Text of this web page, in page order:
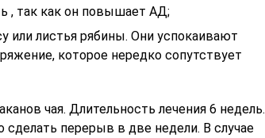
, так как он повышает АД;
или листья рябины. Они успокаивают
которое нередко сопутствует
чая. Длительность лечения 6 недель.
перерыв в две недели. В случае